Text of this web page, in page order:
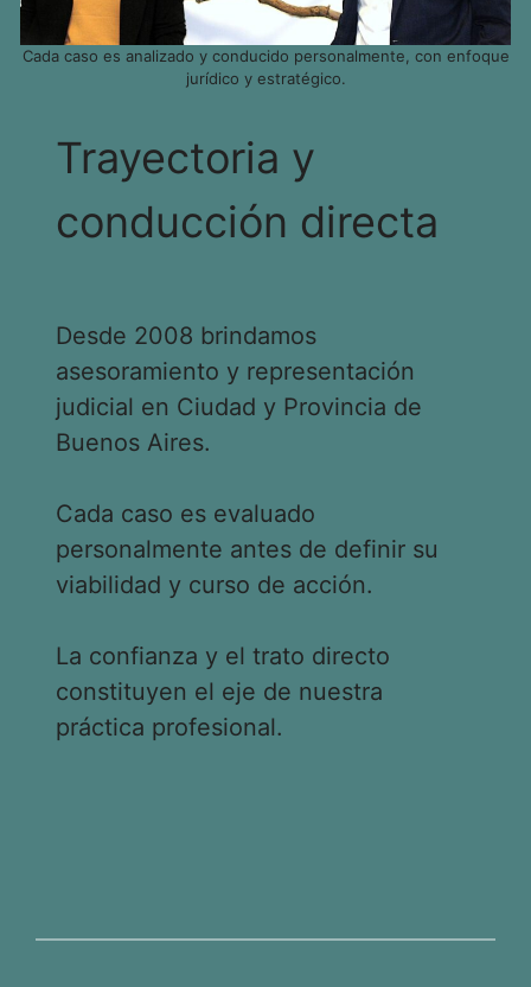
Cada caso es analizado y conducido personalmente, con enfoque
jurídico y estratégico.
Trayectoria y
conducción directa
Desde 2008 brindamos
asesoramiento y representación
judicial en Ciudad y Provincia de
Buenos Aires.
Cada caso es evaluado
personalmente antes de definir su
viabilidad y curso de acción.
La confianza y el trato directo
constituyen el eje de nuestra
práctica profesional.